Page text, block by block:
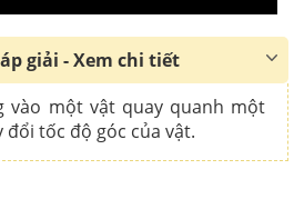
giải - Xem chi tiết
vào một vật quay quanh một
tốc độ góc của vật.